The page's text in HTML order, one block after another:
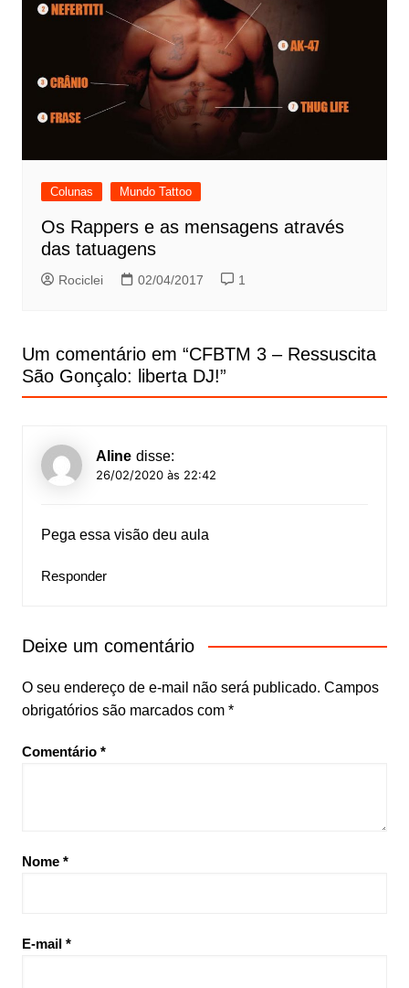
Colunas Mundo Tattoo
Os Rappers e as mensagens através
das tatuagens
Rociclei 02/04/2017 1
Um comentário em “CFBTM 3 – Ressuscita
São Gonçalo: liberta DJ!”
Aline disse:
26/02/2020 às 22:42
Pega essa visão deu aula
Responder
Deixe um comentário
O seu endereço de e-mail não será publicado. Campos
obrigatórios são marcados com *
Comentário *
Nome *
E-mail *